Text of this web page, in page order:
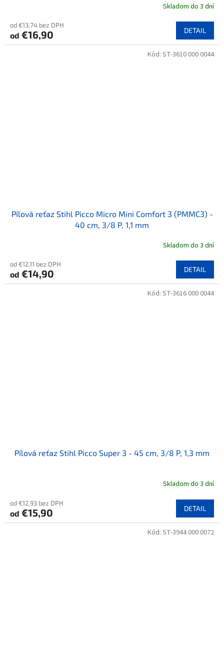
Skladom do 3 dní
od €13,74 bez DPH
od €16,90 DETAIL
Pílová reťaz Stihl Picco Micro Mini Comfort 3 (PMMC3) -
40 cm, 3/8 P, 1,1 mm
Skladom do 3 dní
od €12,11 bez DPH
od €14,90 DETAIL
Kód: ST-3610 000 0044
Pílová reťaz Stihl Picco Super 3 - 45 cm, 3/8 P, 1,3 mm
Skladom do 3 dní
od €12,93 bez DPH
od €15,90 DETAIL
Kód: ST-3616 000 0044
Kód: ST-3944 000 0072